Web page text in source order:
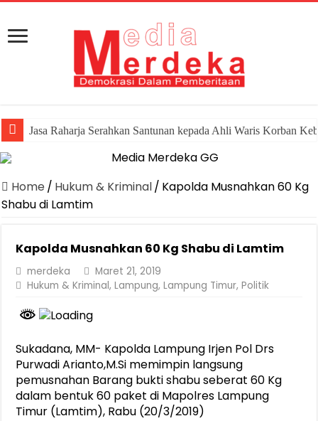
Jasa Raharja Serahkan Santunan kepada Ahli Waris Korban
Home / Hukum & Kriminal/ Kapolda Musnahkan 60 Kg
Shabu di Lamtim
Kapolda Musnahkan 60 Kg Shabu di Lamtim
merdeka
Maret 21, 2019
Hukum & Kriminal,Lampung,Lampung Timur,Politik
Sukadana, MM- Kapolda Lampung Irjen Pol Drs
Purwadi Arianto,M.Si memimpin langsung
pemusnahan Barang bukti shabu seberat 60 Kg
dalam bentuk 60 paket di Mapolres Lampung
Timur (Lamtim), Rabu (20/3/2019)